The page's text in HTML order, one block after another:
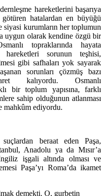
hareketlerini başarıya
hatalardan en büyüğü
siyasi kurumların her toplumun
uygun olarak kendine özgü bir
topraklarında hayata
hareketleri sorunun teşhisi,
gibi safhaları yok sayarak
sorunları çözmüş bazı
kalıyordu. Osmanlı
bir toplum yapısına, farklı
sahip olduğunun atlanması
mahkûm ediyordu.
beraat eden Paşa,
Anadolu ya da Mısır’a
işgali altında olması ve
Paşa’yı Roma’da ikamet
demekti. O, gurbetin